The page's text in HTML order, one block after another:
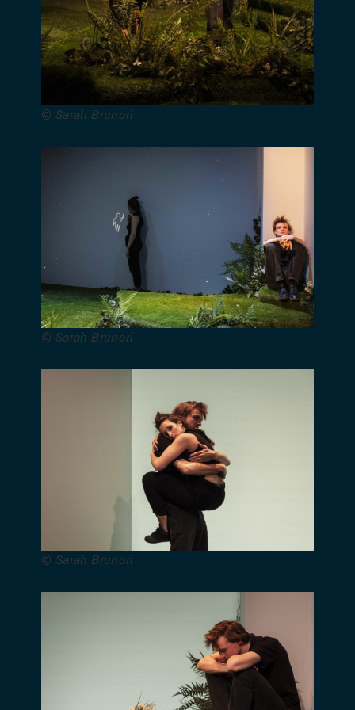
Une
coproduction
la-Neuve),
Théâtre de
DC&J
Avec le
soutien du
Tax Shelter
du
Gouvernement
belge et
Shelter.
La pièce
est
représentée
en Europe
francophone
par Marie
Cécile
(Paris) en
avec
Casarotto
Ramsay &
Associates
© Sarah Brunori
© Sarah Brunori
© Sarah Brunori